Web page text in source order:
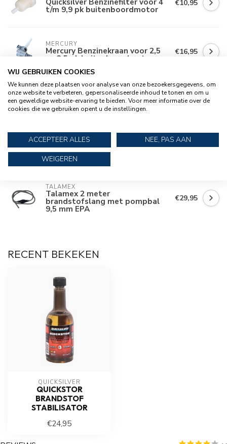
t/m 9,9 pk buitenboordmotor
€10,95
MERCURY
Mercury Benzinekraan voor 2,5
en 3,5 pk buitenboordmotor
€16,95
MERCURY
Mercury Benzinekraan voor 4, 5
en 6 pk buitenboordmotor
€28,95
MERCURY
Mercury Benzinedop voor 2,5
t/m 6 pk buitenboordmotor
€21,95
TALAMEX
Talamex 2 meter
brandstofslang met pompbal
9,5 mm EPA
€29,95
RECENT BEKEKEN
QUICKSILVER
QUICKSTOR
BRANDSTOF
STABILISATOR
€24,95
WIJ GEBRUIKEN COOKIES
We kunnen deze plaatsen voor analyse van onze bezoekersgegevens, om
onze website te verbeteren, gepersonaliseerde inhoud te tonen en om u
een geweldige website-ervaring te bieden. Voor meer informatie over de
cookies die we gebruiken opent u de instellingen.
ACCEPTEER ALLES
NEE, PAS AAN
WEIGEREN